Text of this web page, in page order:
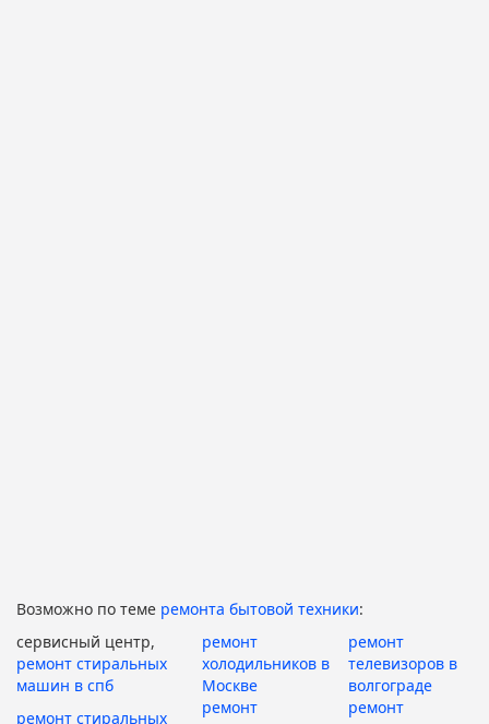
Возможно по теме ремонта бытовой техники:
сервисный центр,
ремонт стиральных
машин в спб
ремонт
холодильников в
Москве
ремонт
телевизоров в
волгограде
ремонт стиральных
ремонт
ремонт